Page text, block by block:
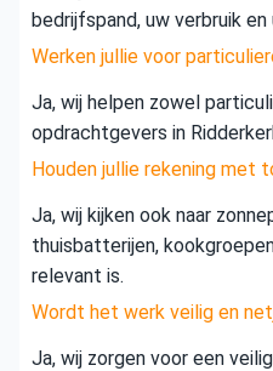
bedrijfspand, uw verbruik en
Werken jullie voor
Ja, wij helpen zowel
opdrachtgevers in
Houden jullie rekening met
Ja, wij kijken ook naar
thuisbatterijen,
relevant is.
Wordt het werk veilig en
Ja, wij zorgen voor een